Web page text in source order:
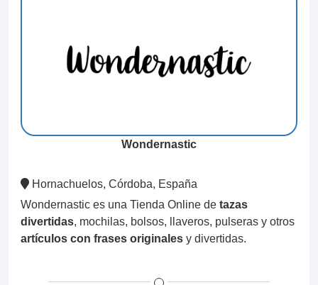
Wondernastic
Hornachuelos, Córdoba, España
Wondernastic es una Tienda Online de tazas
divertidas, mochilas, bolsos, llaveros, pulseras y otros
artículos con frases originales y divertidas.